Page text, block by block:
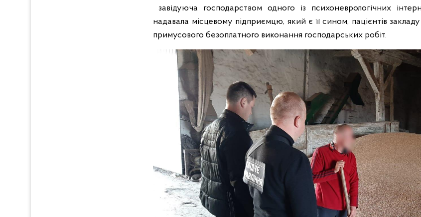
завідуюча господарством одного із психоневрологічних
надавала місцевому підприємцю, який є її сином, пацієнтів закладу
примусового безоплатного виконання господарських робіт.